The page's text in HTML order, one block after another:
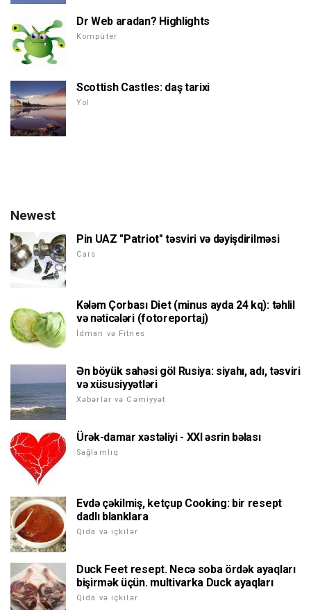
Dr Web aradan? Highlights
Kompüter
Scottish Castles: daş tarixi
Yol
Newest
Pin UAZ "Patriot" təsviri və dəyişdirilməsi
Cars
Kələm Çorbası Diet (minus ayda 24 kq): təhlil
və nəticələri (fotoreportaj)
İdman və Fitnes
Ən böyük sahəsi göl Rusiya: siyahı, adı, təsviri
və xüsusiyyətləri
Xəbərlər və Cəmiyyət
Ürək-damar xəstəliyi - XXI əsrin bəlası
Sağlamlıq
Evdə çəkilmiş, ketçup Cooking: bir resept
dadlı blanklara
Qida və içkilər
Duck Feet resept. Necə soba ördək ayaqları
bişirmək üçün. multivarka Duck ayaqları
Qida və içkilər